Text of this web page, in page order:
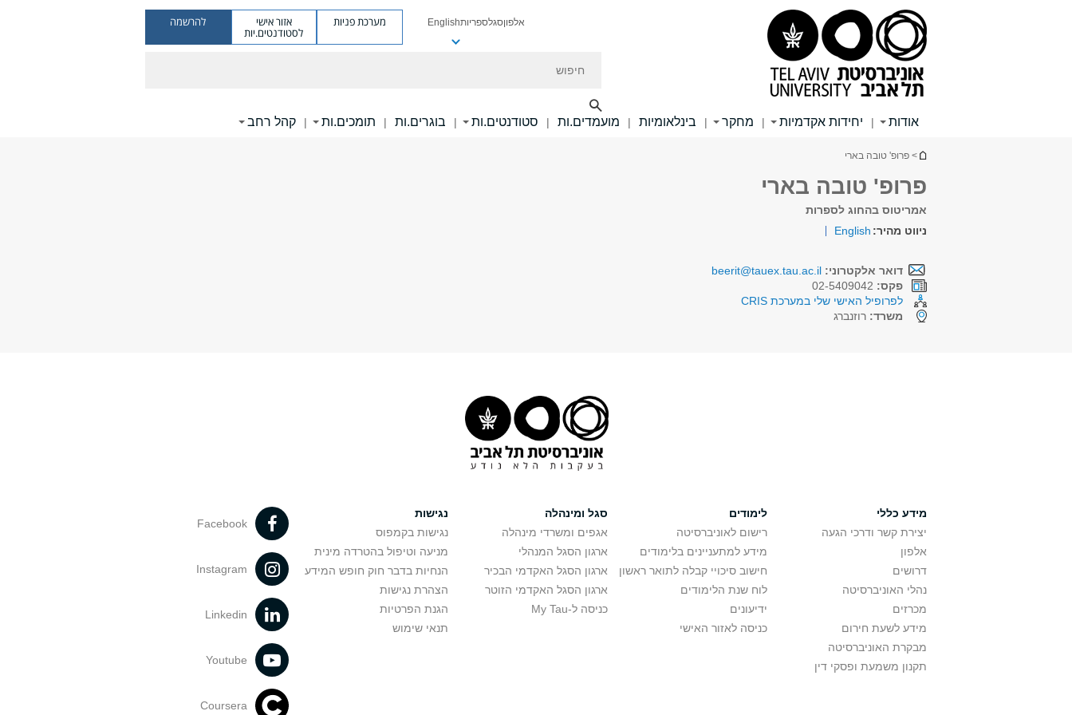
אלפוןסגלספריותEnglish מערכת פניות אזור אישי
לסטודנטים.יות
להרשמה
אודות | יחידות אקדמיות | מחקר | בינלאומיות | מועמדים.ות | סטודנטים.ות | בוגרים.ות | תומכים.ות | קהל רחב
הינך נמצא כאן
> פרופ' טובה בארי
פרופ' טובה בארי
אמריטוס בהחוג לספרות
ניווט מהיר: English
דואר אלקטרוני: beerit@tauex.tau.ac.il
פקס:
לפרופיל האישי שלי במערכת CRIS
משרד: רוזנברג
מידע כללי
יצירת קשר ודרכי הגעה
אלפון
דרושים
נהלי האוניברסיטה
מכרזים
מידע לשעת חירום
מבקרת האוניברסיטה
תקנון משמעת ופסקי דין
לימודים
רישום לאוניברסיטה
מידע למתעניינים בלימודים
חישוב סיכויי קבלה לתואר ראשון
לוח שנת הלימודים
ידיעונים
כניסה לאזור האישי
סגל ומינהלה
אגפים ומשרדי מינהלה
ארגון הסגל המנהלי
ארגון הסגל האקדמי הבכיר
ארגון הסגל האקדמי הזוטר
כניסה ל-My Tau
נגישות
נגישות בקמפוס
מניעה וטיפול בהטרדה מינית
הנחיות בדבר חוק חופש המידע
הצהרת נגישות
הגנת הפרטיות
תנאי שימוש
Facebook
Instagram
Linkedin
Youtube
Coursera